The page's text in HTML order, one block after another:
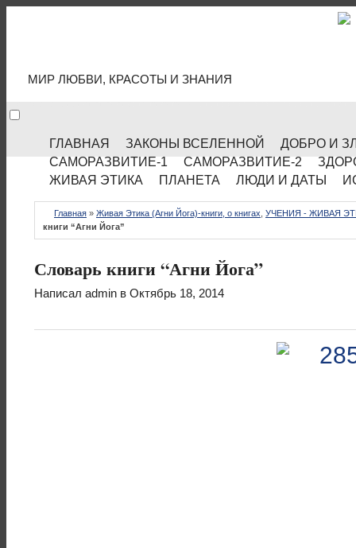
МИР ЛЮБВИ, КРАСОТЫ И ЗНАНИЯ
ГЛАВНАЯ ЗАКОНЫ ВСЕЛЕННОЙ
ДОБРО И
САМОРАЗВИТИЕ-1
САМОРАЗВИТИЕ-2
ЖИВАЯ ЭТИКА
ПЛАНЕТА ЛЮДИ И ДАТЫ
Главная » Живая Этика (Агни Йога)-книги, о книгах УЧЕНИЯ - ЖИВАЯ
книги “Агни Йога”
Словарь книги “Агни Йога”
Написал admin в Октябрь 18, 2014